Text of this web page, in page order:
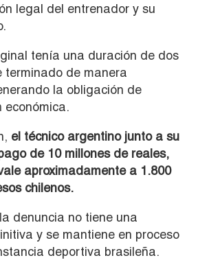
legal del entrenador y su
tenía una duración de dos
terminado de manera
la obligación de
económica.
el técnico argentino junto a su
de 10 millones de reales,
aproximadamente a 1.800
chilenos.
denuncia no tiene una
y se mantiene en proceso
deportiva brasileña.